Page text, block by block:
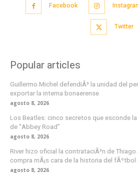
Facebook
Twitter
Popular articles
Guillermo Michel defendiÃ³ la unidad del
exportar la interna bonaerense
agosto 8, 2026
Los Beatles: cinco secretos que esconde
de “Abbey Road”
agosto 8, 2026
River hizo oficial la contrataciÃ³n de
compra mÃ¡s cara de la historia del
agosto 8, 2026